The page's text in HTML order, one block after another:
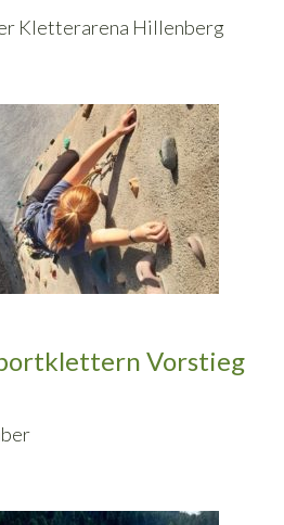
Kletterarena Hillenberg
Vorstieg